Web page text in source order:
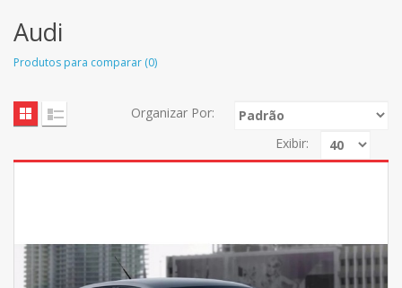
Audi
Produtos para comparar (0)
Organizar Por:
Exibir: